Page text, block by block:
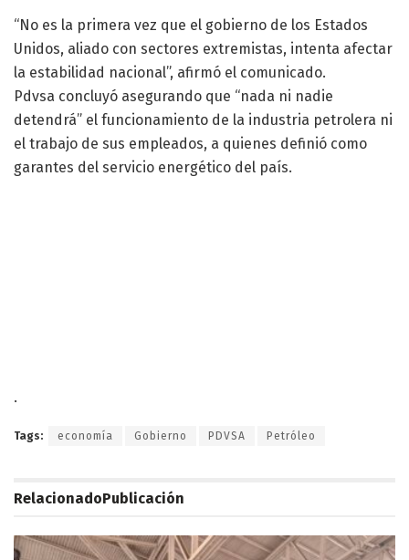
“No es la primera vez que el gobierno de los Estados
Unidos, aliado con sectores extremistas, intenta afectar
la estabilidad nacional”, afirmó el comunicado.
Pdvsa concluyó asegurando que “nada ni nadie
detendrá” el funcionamiento de la industria petrolera ni
el trabajo de sus empleados, a quienes definió como
garantes del servicio energético del país.
.
Tags: economía Gobierno PDVSA Petróleo
RelacionadoPublicación